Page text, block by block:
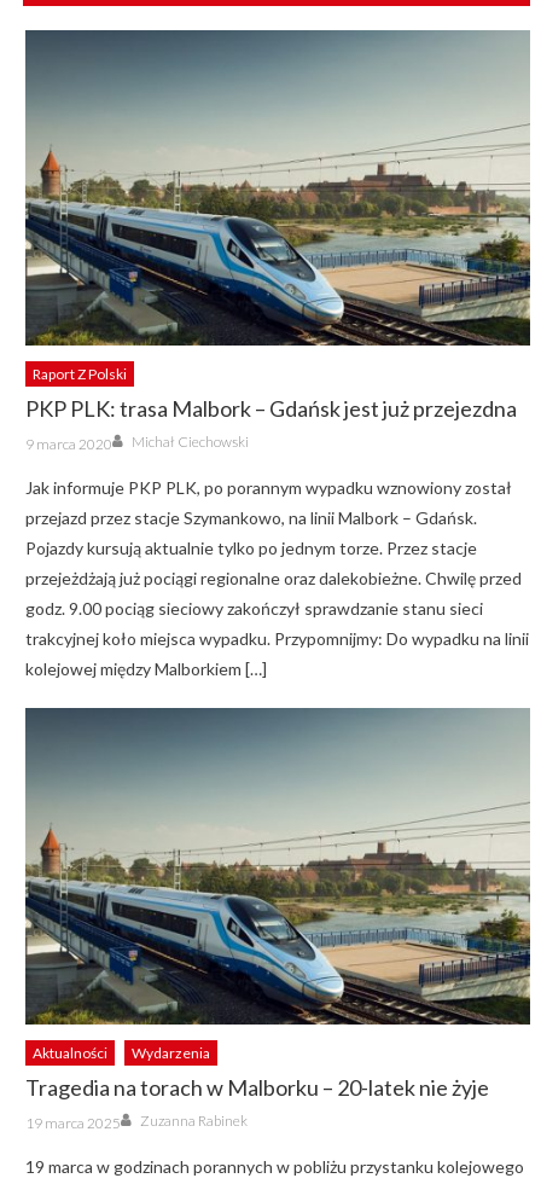
Raport Z Polski
PKP PLK: trasa Malbork – Gdańsk jest już przejezdna
Posted
on
9 marca 2020 Author
Michał Ciechowski
Jak informuje PKP PLK, po porannym wypadku wznowiony został
przejazd przez stacje Szymankowo, na linii Malbork – Gdańsk.
Pojazdy kursują aktualnie tylko po jednym torze. Przez stacje
przejeżdżają już pociągi regionalne oraz dalekobieżne. Chwilę przed
godz. 9.00 pociąg sieciowy zakończył sprawdzanie stanu sieci
trakcyjnej koło miejsca wypadku. Przypomnijmy: Do wypadku na linii
kolejowej między Malborkiem […]
Aktualności Wydarzenia
Tragedia na torach w Malborku – 20-latek nie żyje
Posted
on
19 marca 2025 Author
Zuzanna Rabinek
19 marca w godzinach porannych w pobliżu przystanku kolejowego